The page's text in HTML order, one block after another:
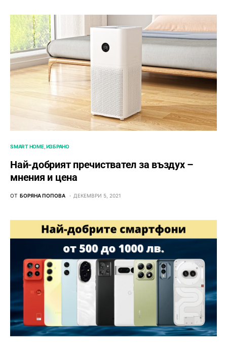
SMART HOME ИЗБРАНО
Най-добрият пречиствател за въздух –
мнения и цена
ОТ БОРЯНА ПОПОВА ДЕКЕМВРИ 5, 2021